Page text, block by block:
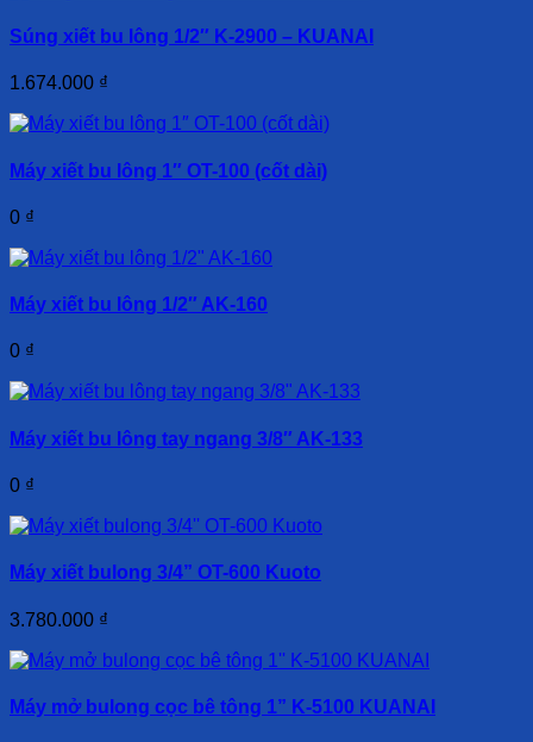
Súng xiết bu lông 1/2″ K-2900 – KUANAI
1.674.000 ₫
Máy xiết bu lông 1″ OT-100 (cốt dài)
0 ₫
Máy xiết bu lông 1/2″ AK-160
0 ₫
Máy xiết bu lông tay ngang 3/8″ AK-133
0 ₫
Máy xiết bulong 3/4” OT-600 Kuoto
3.780.000 ₫
Máy mở bulong cọc bê tông 1” K-5100 KUANAI